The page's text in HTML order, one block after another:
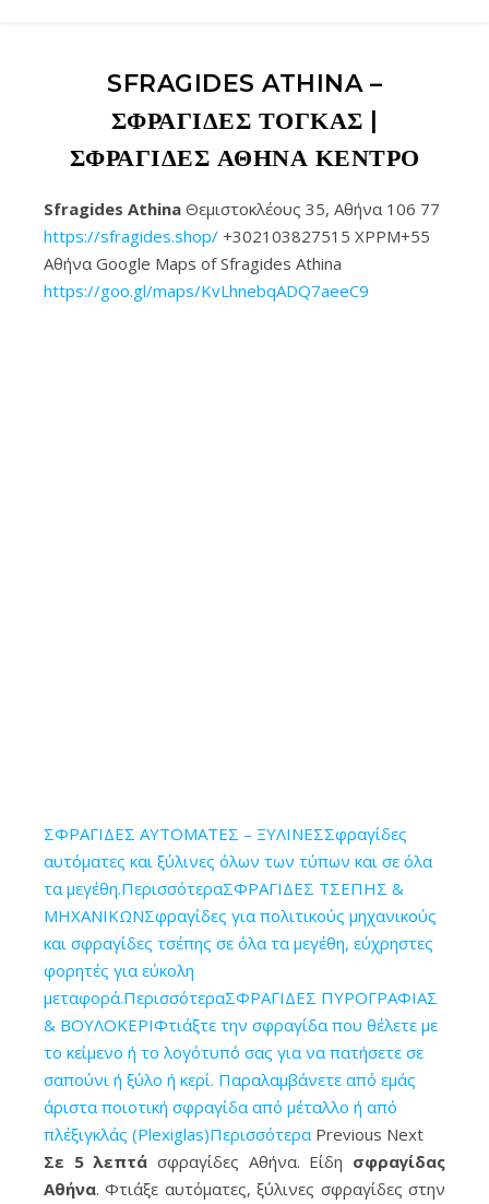
Σφραγίδες στο κέντρο της Αθήνας σε 5' λεπτά • Τώρα εύκολα
γρήγορα και οικονομικά φτιάξτε τη δική σας σφραγίδα • μέσα
από μια μεγάλη ποικιλία σφραγίδων στο "Sfragides Athina
TOGAS"
SFRAGIDES ATHINA –
ΣΦΡΑΓΊΔΕΣ ΤΟΓΚΑΣ |
ΣΦΡΑΓΊΔΕΣ ΑΘΉΝΑ ΚΈΝΤΡΟ
Sfragides Athina Θεμιστοκλέους 35, Αθήνα 106 77
https://sfragides.shop/ +302103827515 XPPM+55
Αθήνα Google Maps of Sfragides Athina
https://goo.gl/maps/KvLhnebqADQ7aeeC9
ΣΦΡΑΓΙΔΕΣ ΑΥΤΟΜΑΤΕΣ – ΞΥΛΙΝΕΣΣφραγίδες
αυτόματες και ξύλινες όλων των τύπων και σε όλα
τα μεγέθη.ΠερισσότεραΣΦΡΑΓΙΔΕΣ ΤΣΕΠΗΣ &
ΜΗΧΑΝΙΚΩΝΣφραγίδες για πολιτικούς μηχανικούς
και σφραγίδες τσέπης σε όλα τα μεγέθη, εύχρηστες
φορητές για εύκολη
μεταφορά.ΠερισσότεραΣΦΡΑΓΙΔΕΣ ΠΥΡΟΓΡΑΦΙΑΣ
& ΒΟΥΛΟΚΕΡΙΦτιάξτε την σφραγίδα που θέλετε με
το κείμενο ή το λογότυπό σας για να πατήσετε σε
σαπούνι ή ξύλο ή κερί. Παραλαμβάνετε από εμάς
άριστα ποιοτική σφραγίδα από μέταλλο ή από
πλέξιγκλάς (Plexiglas)ΠερισσότεραPrevious Next
Σε 5 λεπτά σφραγίδες Αθήνα. Είδη σφραγίδας
Αθήνα. Φτιάξε αυτόματες, ξύλινες σφραγίδες στην